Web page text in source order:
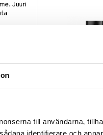
till användarna,
identifierare och
Juuri
aterian
14,90